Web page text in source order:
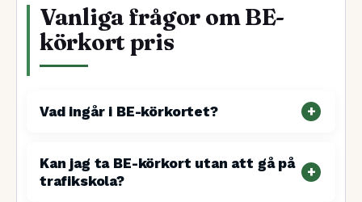
Vanliga frågor om BE-
körkort pris
Vad ingår i BE-körkortet?
Kan jag ta BE-körkort utan att gå på
trafikskola?